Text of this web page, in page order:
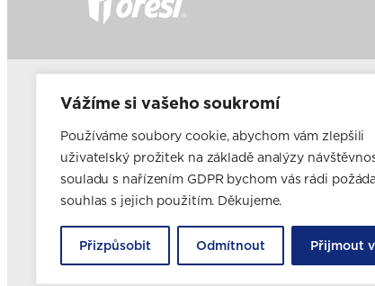
Vážíme si vašeho soukromí
Používáme soubory cookie, abychom vám zlepšili
uživatelský prožitek na základě analýzy
souladu s nařízením GDPR bychom vás rádi
souhlas s jejich použitím. Děkujeme.
Přizpůsobit Odmítnout Přijmout
Často kladené dotazy
Nabídka pro developery
Nabídka pro majitele a pronajímatele bytového fondu
Franšízing
Volná pracovní místa
Blog
Novinky
Realizace kuchyní